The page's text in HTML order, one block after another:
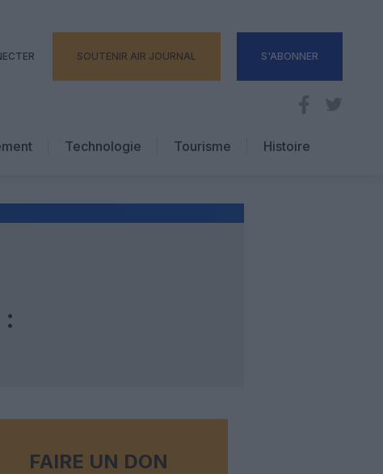
SOUTENIR AIR JOURNAL S'ABONNER
Technologie
Tourisme
Hôtellerie
Histoire
FAIRE UN DON